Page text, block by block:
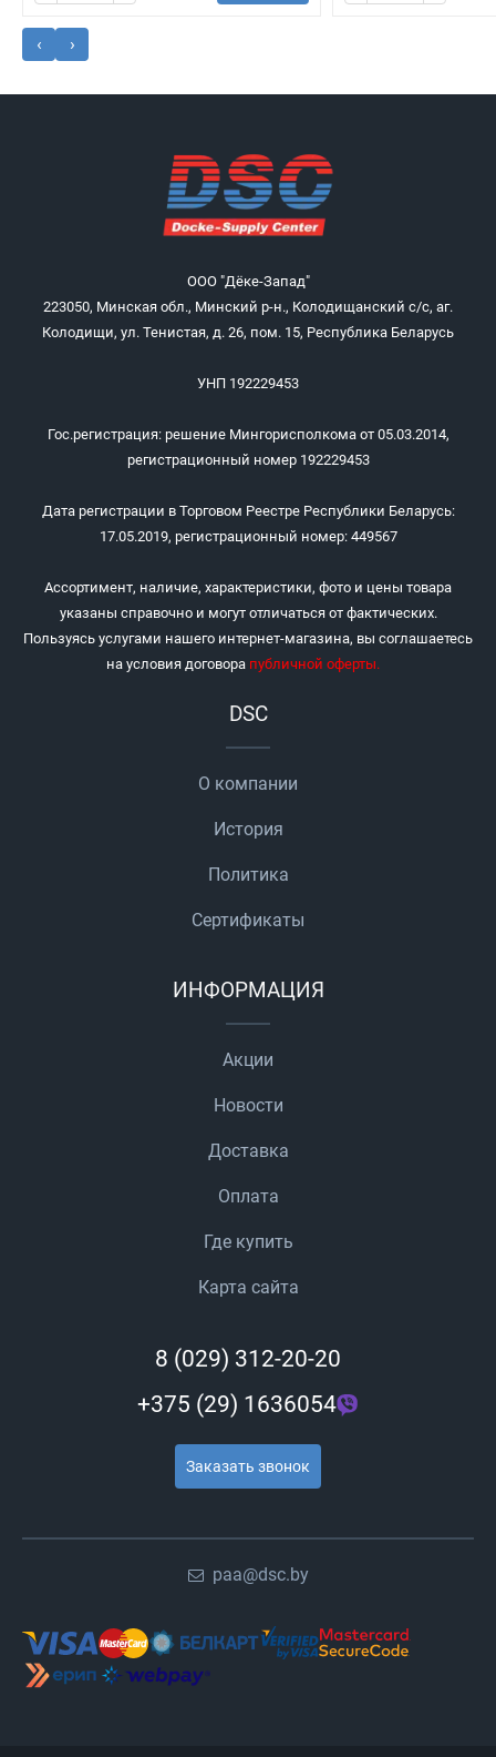
‹ ›
ООО "Дёке-Запад"
223050, Минская обл., Минский р-н., Колодищанский с/с, аг.
Колодищи, ул. Тенистая, д. 26, пом. 15, Республика Беларусь
УНП 192229453
Гос.регистрация: решение Мингорисполкома от 05.03.2014,
регистрационный номер 192229453
Дата регистрации в Торговом Реестре Республики Беларусь:
17.05.2019, регистрационный номер: 449567
Ассортимент, наличие, характеристики, фото и цены товара
указаны справочно и могут отличаться от фактических.
Пользуясь услугами нашего интернет-магазина, вы соглашаетесь
на условия договора публичной оферты.
DSC
О компании
История
Политика
Сертификаты
ИНФОРМАЦИЯ
Акции
Новости
Доставка
Оплата
Где купить
Карта сайта
8 (029) 312-20-20
+375 (29) 1636054
Заказать звонок
paa@dsc.by